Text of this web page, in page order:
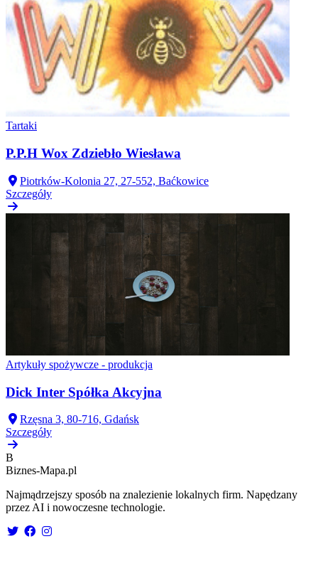
Tartaki
P.P.H Wox Zdziebło Wiesława
Piotrków-Kolonia 27, 27-552, Baćkowice
Szczegóły
Artykuły spożywcze - produkcja
Dick Inter Spółka Akcyjna
Rzęsna 3, 80-716, Gdańsk
Szczegóły
B
Biznes-Mapa.pl
Najmądrzejszy sposób na znalezienie lokalnych firm. Napędzany
przez AI i nowoczesne technologie.